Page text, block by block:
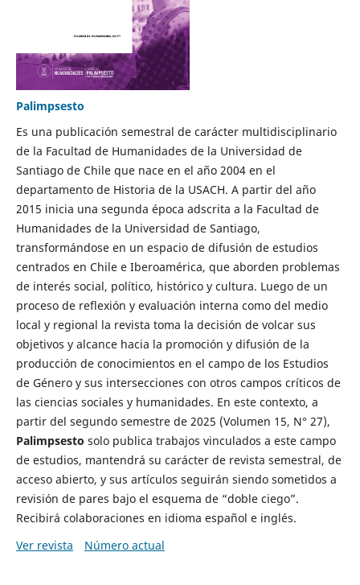
Palimpsesto
Es una publicación semestral de carácter multidisciplinario
de la Facultad de Humanidades de la Universidad de
Santiago de Chile que nace en el año 2004 en el
departamento de Historia de la USACH. A partir del año
2015 inicia una segunda época adscrita a la Facultad de
Humanidades de la Universidad de Santiago,
transformándose en un espacio de difusión de estudios
centrados en Chile e Iberoamérica, que aborden problemas
de interés social, político, histórico y cultura. Luego de un
proceso de reflexión y evaluación interna como del medio
local y regional la revista toma la decisión de volcar sus
objetivos y alcance hacia la promoción y difusión de la
producción de conocimientos en el campo de los Estudios
de Género y sus intersecciones con otros campos críticos de
las ciencias sociales y humanidades. En este contexto, a
partir del segundo semestre de 2025 (Volumen 15, N° 27),
Palimpsesto solo publica trabajos vinculados a este campo
de estudios, mantendrá su carácter de revista semestral, de
acceso abierto, y sus artículos seguirán siendo sometidos a
revisión de pares bajo el esquema de “doble ciego”.
Recibirá colaboraciones en idioma español e inglés.
Ver revista
Número actual